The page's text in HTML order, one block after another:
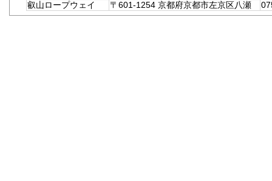
叡山ロープウェイ
〒601-1254 京都府京都市左京区八瀬